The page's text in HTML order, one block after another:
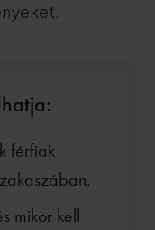
férfiak
mikor kell